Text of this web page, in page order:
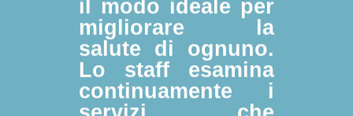
il modo ideale per
migliorare la
salute di ognuno.
Lo staff esamina
continuamente i